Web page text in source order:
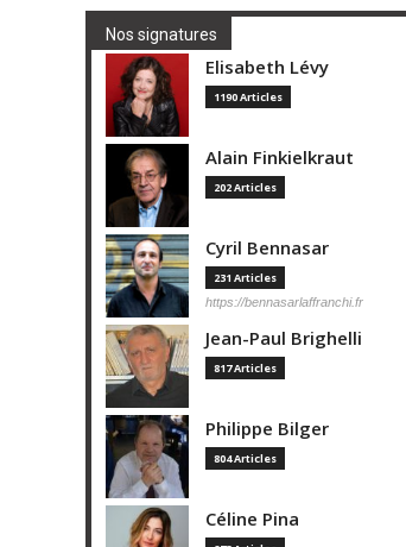
Nos signatures
Elisabeth Lévy
1190 Articles
Alain Finkielkraut
202 Articles
Cyril Bennasar
231 Articles
https://bennasarlaffranchi.fr
Jean-Paul Brighelli
817 Articles
Philippe Bilger
804 Articles
Céline Pina